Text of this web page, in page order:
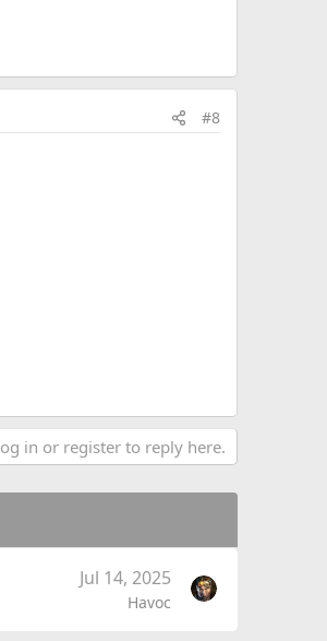
#8
in or register to reply here.
Jul 14, 2025
Havoc